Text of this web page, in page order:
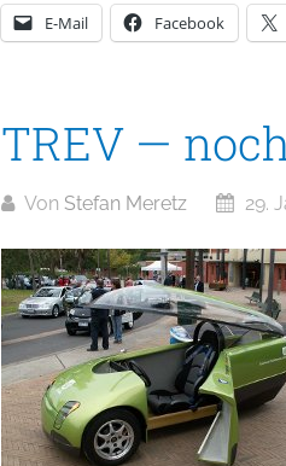
E-Mail Facebook
TREV —
Von Stefan Meretz 29.